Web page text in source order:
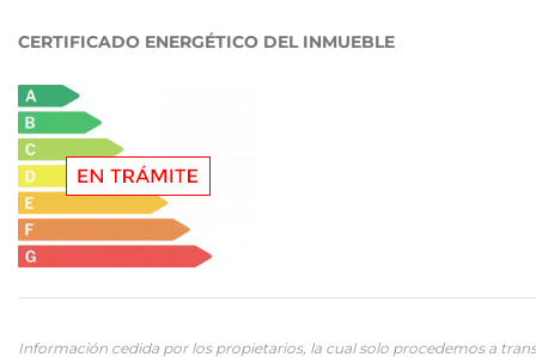
CERTIFICADO ENERGÉTICO DEL INMUEBLE
Información cedida por los propietarios, la cual solo procedemos a